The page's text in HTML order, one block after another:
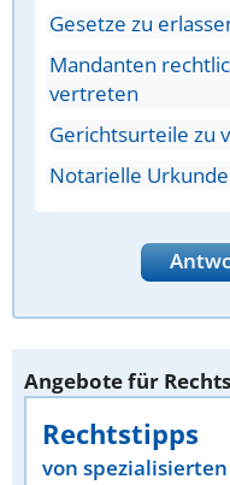
Gesetze zu
Mandanten
vertreten
Gerichtsurteile zu
Notarielle
Angebote für
Rechtstipps
von